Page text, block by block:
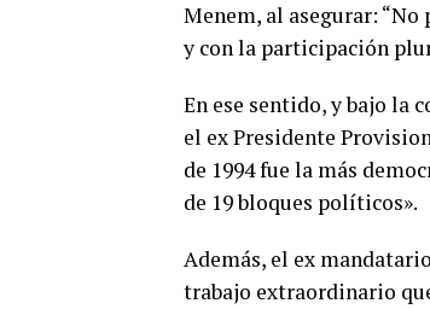
Menem, al asegurar:
y con la participación
En ese sentido, y bajo la
el ex Presidente
de 1994 fue la más
de 19 bloques políticos».
Además, el ex
trabajo extraordinario